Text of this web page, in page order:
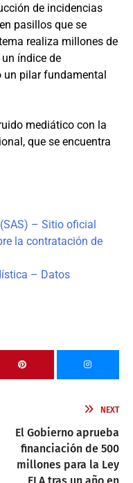
de incidencias
pasillos que se
realiza millones de
índice de
un pilar fundamental
mediático con la
que se encuentra
– Sitio oficial
la contratación de
– Datos
NEXT
El Gobierno aprueba
financiación de 500
millones para la Ley